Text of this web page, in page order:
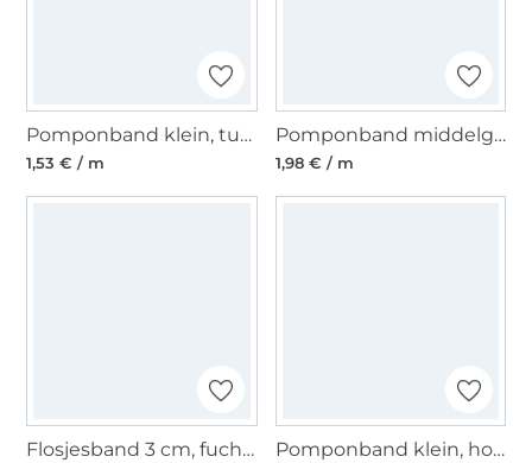
Pomponband klein, turquoise
1,53 € / m
Pomponband middelgroot, 20 mm, gebroken wit
1,98 € / m
Flosjesband 3 cm, fuchsia, geel, blauw Pomponband klein, honinggeel